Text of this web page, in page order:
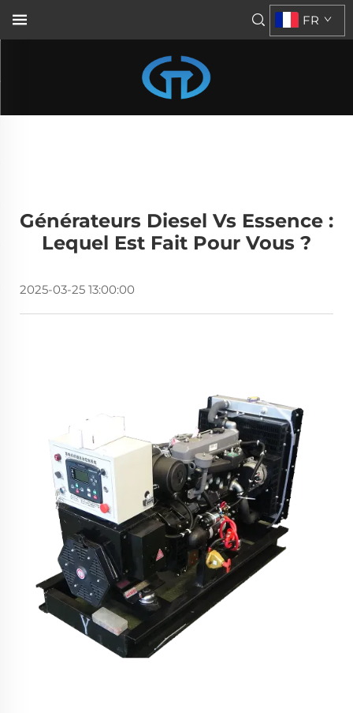
FR
Générateurs Diesel Vs Essence :
Lequel Est Fait Pour Vous ?
2025-03-25 13:00:00